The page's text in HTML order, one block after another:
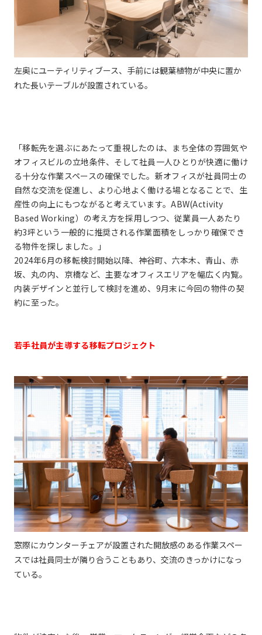
左奥にユーティリティブース、手前には観葉植物が中央に置か
れた長いテーブルが設置されている。
「移転先を選ぶにあたって重視したのは、まち全体の雰囲気や
オフィスビルの立地条件、そして社員一人ひとりが快適に働け
る十分な作業スペースの確保でした。新オフィスが社員同士の
自然な交流を促進し、より心地よく働ける場となることで、生
産性の向上にもつながると考えています。ABW(Activity
Based Working）の考え方を採用しつつ、従業員一人あたり
約3坪という一般的に推奨される作業面積をしっかり確保でき
る物件を探しました。」
2024年6月の移転検討開始以降、神谷町、六本木、青山、赤
坂、丸の内、京橋など、主要なオフィスエリアを幅広く内覧。
内装デザインと並行して検討を進め、9月末に今回の物件の契
約に至った。
若手社員が主導する移転プロジェクト
窓際にカウンターチェアが設置された開放感のある作業スペー
スでは社員同士が隣り合うこともあり、交流のきっかけになっ
ている。